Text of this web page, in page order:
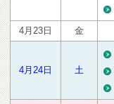
4月23日 金
4月24日 土